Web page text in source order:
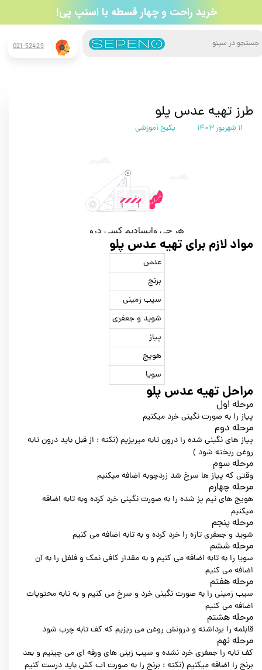
021-52429 جستجو
​خرید راحت و چهار قسطه​​​​​​​ با اسنپ پی!
طرز تهیه عدس پلو
۱۱ شهریور ۱۴۰۳ پکیج آموزشی
مواد لازم برای تهیه عدس پلو
عدس
برنج
سیب زمینی
شوید و جعفری
پیاز
هویج
سویا
مراحل تهیه عدس پلو
مرحله اول
پیاز را به صورت نگینی خرد میکنیم
مرحله دوم
پیاز های نگینی شده را درون تابه میریزیم (نکته : از قبل باید درون تابه
روغن ریخته شود )
مرحله سوم
وقتی که پیاز ها سرخ شد زردچوبه اضافه میکنیم
مرحله چهارم
هویج های نیم پز شده را به صورت نگینی خرد کرده وبه تابه اضافه
میکنیم
مرحله پنجم
شوید و جعفری تازه را خرد کرده و به تابه اضافه می کنیم
مرحله ششم
سویا را به تابه اضافه می کنیم و به مقدار کافی نمک و فلفل را به آن
اضافه می کنیم
مرحله هفتم
سیب زمینی را به صورت نگینی خرد و سرخ می کنیم و به تابه محتویات
اضافه می کنیم
مرحله هشتم
قابلمه را برداشته و درونش روغن می ریزیم که کف تابه چرب شود
مرحله نهم
کف تابه را جعفری خرد نشده و سیب زینی های ورقه ای می چینیم و بعد
برنج را اضافه میکنیم (نکته : برنج را به صورت آب کش باید درست کنیم